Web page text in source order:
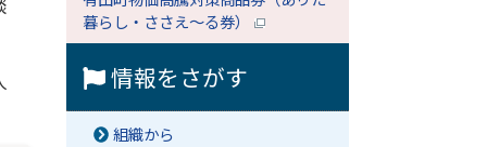
暮らし・ささえ～る券）
情報をさがす
組織から